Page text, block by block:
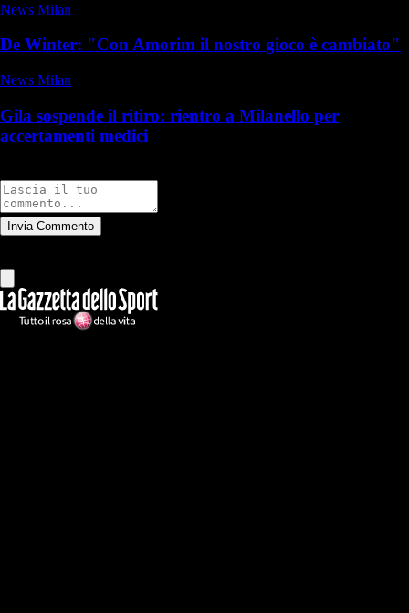
News Milan
De Winter: "Con Amorim il nostro gioco è cambiato"
News Milan
Gila sospende il ritiro: rientro a Milanello per
accertamenti medici
Invia Commento